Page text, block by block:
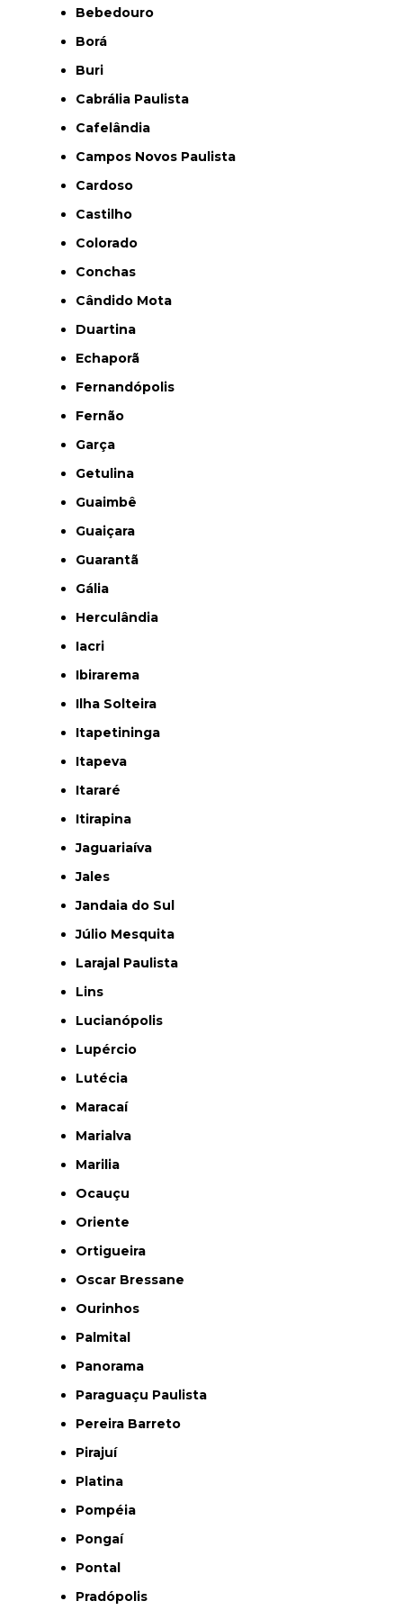
Bebedouro
Borá
Buri
Cabrália Paulista
Cafelândia
Campos Novos Paulista
Cardoso
Castilho
Colorado
Conchas
Cândido Mota
Duartina
Echaporã
Fernandópolis
Fernão
Garça
Getulina
Guaimbê
Guaiçara
Guarantã
Gália
Herculândia
Iacri
Ibirarema
Ilha Solteira
Itapetininga
Itapeva
Itararé
Itirapina
Jaguariaíva
Jales
Jandaia do Sul
Júlio Mesquita
Larajal Paulista
Lins
Lucianópolis
Lupércio
Lutécia
Maracaí
Marialva
Marilia
Ocauçu
Oriente
Ortigueira
Oscar Bressane
Ourinhos
Palmital
Panorama
Paraguaçu Paulista
Pereira Barreto
Pirajuí
Platina
Pompéia
Pongaí
Pontal
Pradópolis